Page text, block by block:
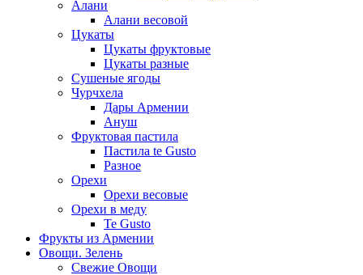
Алани
Алани весовой
Цукаты
Цукаты фруктовые
Цукаты разные
Сушеные ягоды
Чурчхела
Дары Армении
Ануш
Фруктовая пастила
Пастила te Gusto
Разное
Орехи
Орехи весовые
Орехи в меду
Te Gusto
Фрукты из Армении
Овощи. Зелень
Свежие Овощи